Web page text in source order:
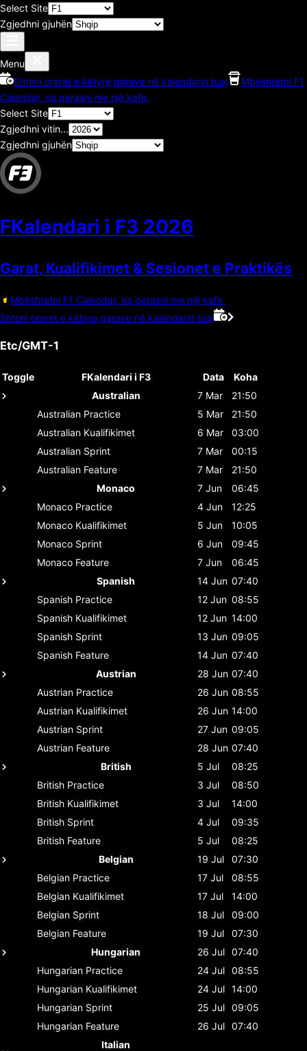
Select Site
Zgjedhni gjuhën
Menu
Shtoni oraret e këtyre garave në kalendarin tuaj
Mbështetni F1
Calendar, na qerasni me një kafe.
Select Site
Zgjedhni vitin...
Zgjedhni gjuhën
FKalendari i F3 2026
Garat, Kualifikimet & Sesionet e Praktikës
Mbështetni F1 Calendar, na qerasni me një kafe.
Shtoni oraret e këtyre garave në kalendarin tuaj
Etc/GMT-1
Toggle FKalendari i F3 Data
Koha
Australian
7 Mar
21:50
Australian Practice 5 Mar
21:50
Australian Kualifikimet 6 Mar
03:00
Australian Sprint 7 Mar
00:15
Australian Feature 7 Mar
21:50
Monaco
7 Jun
06:45
Monaco Practice 4 Jun
12:25
Monaco Kualifikimet 5 Jun
10:05
Monaco Sprint 6 Jun
09:45
Monaco Feature 7 Jun
06:45
Spanish
14 Jun 07:40
Spanish Practice 12 Jun 08:55
Spanish Kualifikimet 12 Jun 14:00
Spanish Sprint 13 Jun 09:05
Spanish Feature 14 Jun 07:40
Austrian
28 Jun 07:40
Austrian Practice 26 Jun 08:55
Austrian Kualifikimet 26 Jun 14:00
Austrian Sprint 27 Jun 09:05
Austrian Feature 28 Jun 07:40
British
5 Jul
08:25
British Practice 3 Jul
08:50
British Kualifikimet 3 Jul
14:00
British Sprint 4 Jul
09:35
British Feature 5 Jul
08:25
Belgian
19 Jul
07:30
Belgian Practice 17 Jul
08:55
Belgian Kualifikimet 17 Jul
14:00
Belgian Sprint 18 Jul
09:00
Belgian Feature 19 Jul
07:30
Hungarian
26 Jul 07:40
Hungarian Practice 24 Jul 08:55
Hungarian Kualifikimet 24 Jul 14:00
Hungarian Sprint 25 Jul 09:05
Hungarian Feature 26 Jul 07:40
Italian